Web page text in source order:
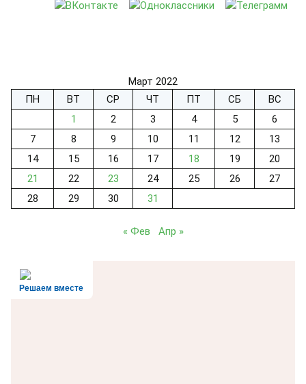
Март 2022
ПН
ВТ СР ЧТ ПТ СБ
ВС
1
2 3 4 5
6
7
8 9 10 11 12
13
14
15 16 17 18 19
20
21
22 23 24 25 26
27
28
29 30 31
« Фев Апр »
Решаем вместе